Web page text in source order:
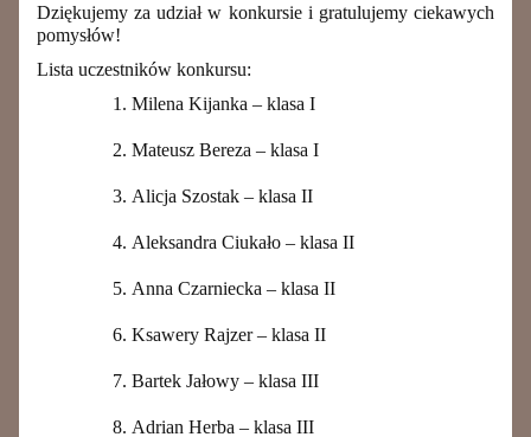
Dziękujemy za udział w konkursie i gratulujemy ciekawych
pomysłów!
Lista uczestników konkursu:
Milena Kijanka – klasa I
Mateusz Bereza – klasa I
Alicja Szostak – klasa II
Aleksandra Ciukało – klasa II
Anna Czarniecka – klasa II
Ksawery Rajzer – klasa II
Bartek Jałowy – klasa III
Adrian Herba – klasa III